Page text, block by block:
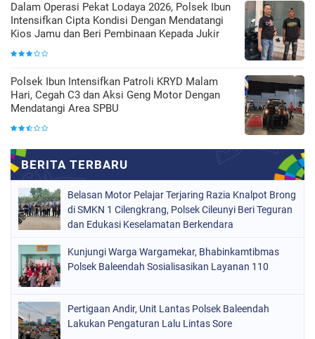
Dalam Operasi Pekat Lodaya 2026, Polsek Ibun
Intensifkan Cipta Kondisi Dengan Mendatangi
Kios Jamu dan Beri Pembinaan Kepada Jukir
Polsek Ibun Intensifkan Patroli KRYD Malam
Hari, Cegah C3 dan Aksi Geng Motor Dengan
Mendatangi Area SPBU
Belasan Motor Pelajar Terjaring Razia Knalpot Brong
di SMKN 1 Cilengkrang, Polsek Cileunyi Beri Teguran
dan Edukasi Keselamatan Berkendara
Kunjungi Warga Wargamekar, Bhabinkamtibmas
Polsek Baleendah Sosialisasikan Layanan 110
Pertigaan Andir, Unit Lantas Polsek Baleendah
Lakukan Pengaturan Lalu Lintas Sore